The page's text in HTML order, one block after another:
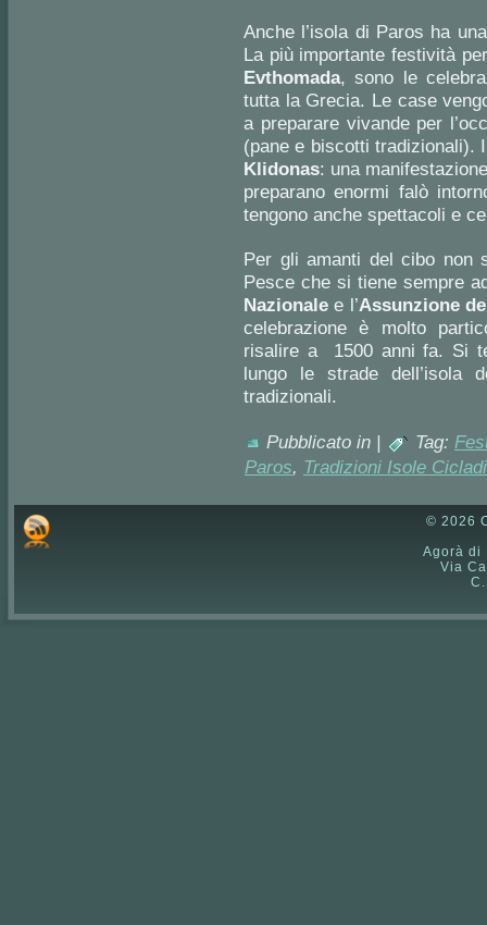
Anche l’isola di Paros ha
La più importante festività
Evthomada, sono le
tutta la Grecia. Le case
a preparare vivande per
(pane e biscotti tradizionali).
Klidonas: una
preparano enormi falò
tengono anche spettacoli e
Per gli amanti del cibo non
Pesce che si tiene sempre
Nazionale e l’Assunzione
celebrazione è molto
risalire a 1500 anni fa. Si
lungo le strade dell’isola
tradizionali.
Pubblicato in | Tag:
Paros, Tradizioni Isole Cicladi
© 2026
Agorà di
Via